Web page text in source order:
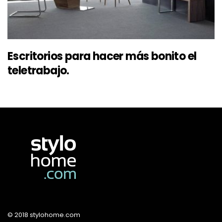
Escritorios para hacer más bonito el
teletrabajo.
© 2018 stylohome.com